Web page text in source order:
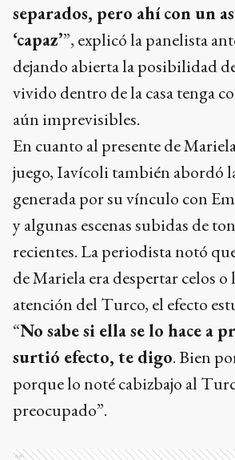
separados, pero ahí con un
‘capaz’”, explicó la panelista
dejando abierta la posibilidad
vivido dentro de la casa tenga
aún imprevisibles.
En cuanto al presente de
juego, Iavícoli también abordó
generada por su vínculo con
y algunas escenas subidas de
recientes. La periodista notó
de Mariela era despertar celos
atención del Turco, el efecto
“No sabe si ella se lo hace a
surtió efecto, te digo. Bien
porque lo noté cabizbajo al
preocupado”.
Ads